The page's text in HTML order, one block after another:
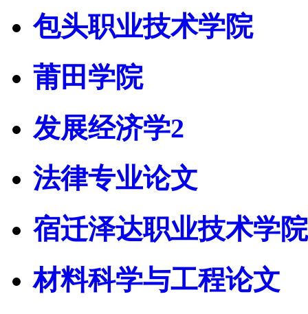
包头职业技术学院
莆田学院
发展经济学2
法律专业论文
宿迁泽达职业技术学院
材料科学与工程论文